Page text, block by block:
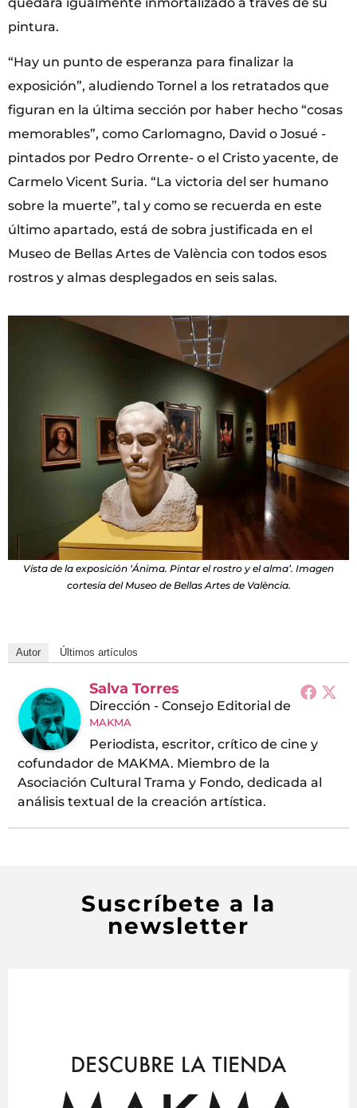
pintura.
“Hay un punto de esperanza para finalizar la
exposición”, aludiendo Tornel a los retratados que
figuran en la última sección por haber hecho “cosas
memorables”, como Carlomagno, David o Josué -
pintados por Pedro Orrente- o el Cristo yacente, de
Carmelo Vicent Suria. “La victoria del ser humano
sobre la muerte”, tal y como se recuerda en este
último apartado, está de sobra justificada en el
Museo de Bellas Artes de València con todos esos
rostros y almas desplegados en seis salas.
Vista de la exposición ‘Ánima. Pintar el rostro y el alma’. Imagen
cortesía del Museo de Bellas Artes de València.
Autor Últimos artículos
Salva Torres
Dirección - Consejo Editorial de
MAKMA
Periodista, escritor, crítico de cine y
cofundador de MAKMA. Miembro de la
Asociación Cultural Trama y Fondo, dedicada al
análisis textual de la creación artística.
Suscríbete a la
newsletter